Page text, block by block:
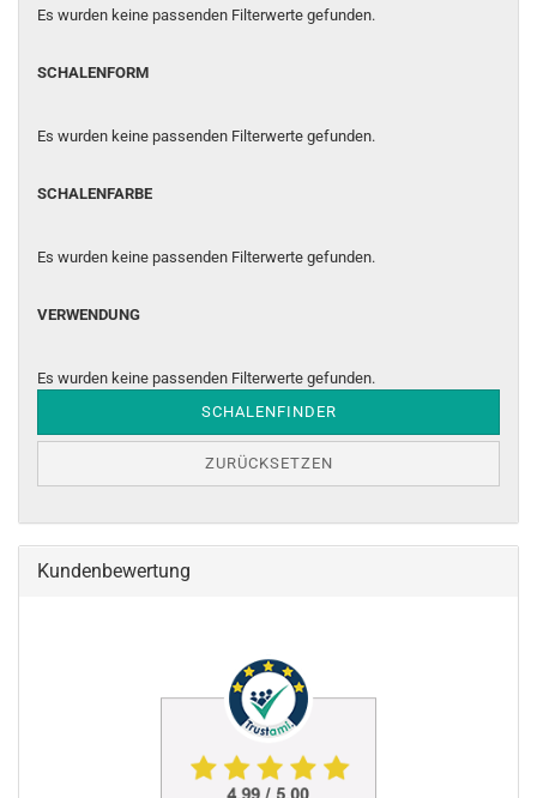
Es wurden keine passenden Filterwerte gefunden.
SCHALENFORM
SCHALENFORM
Es wurden keine passenden Filterwerte gefunden.
SCHALENFARBE
SCHALENFARBE
Es wurden keine passenden Filterwerte gefunden.
VERWENDUNG
VERWENDUNG
Es wurden keine passenden Filterwerte gefunden.
SCHALENFINDER
ZURÜCKSETZEN
Kundenbewertung